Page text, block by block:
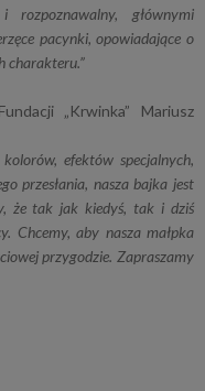
głównymi
pacynki, opowiadające o
charakteru.”
„Krwinka” Mariusz
kolorów, efektów specjalnych,
przesłania, nasza bajka jest
że tak jak kiedyś, tak i dziś
Chcemy, aby nasza małpka
przygodzie. Zapraszamy